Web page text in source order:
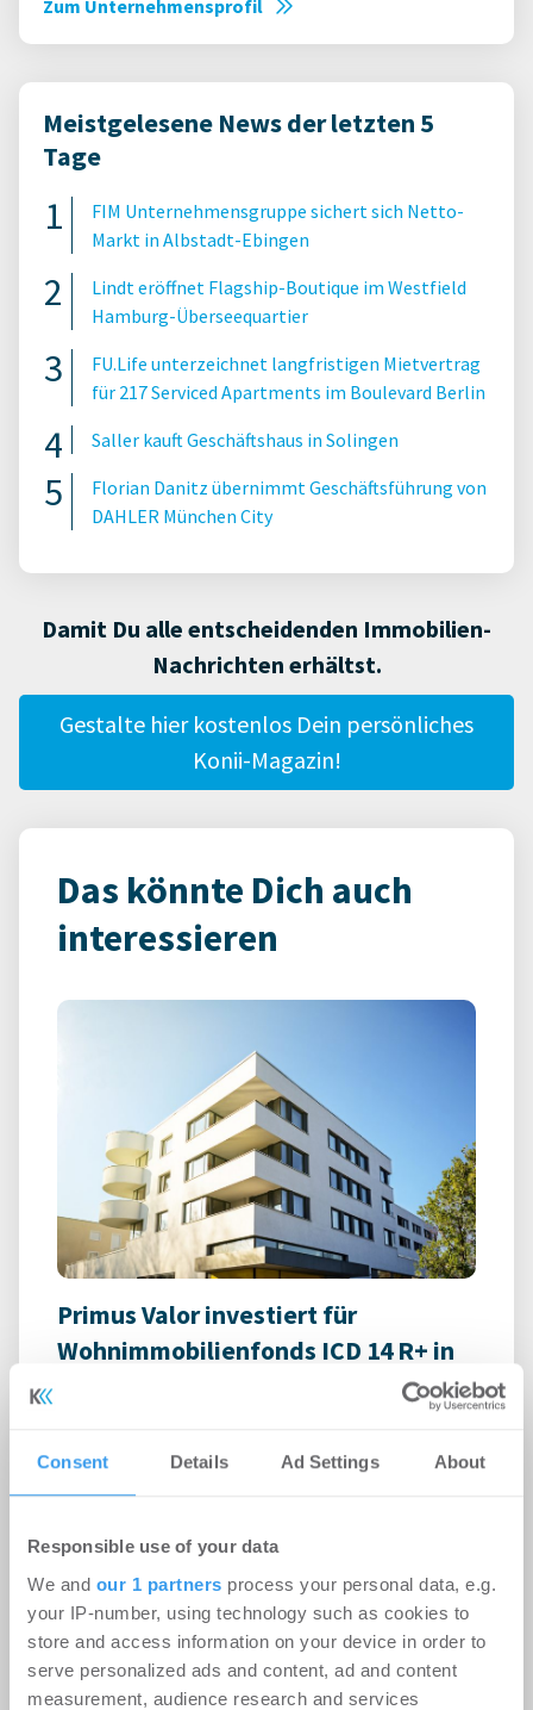
Consent Details Ad Settings About
Responsible use of your data
We and our 1 partners process your personal data, e.g.
your IP-number, using technology such as cookies to
store and access information on your device in order to
serve personalized ads and content, ad and content
measurement, audience research and services
Zum Unternehmensprofil
Meistgelesene News der letzten 5
Tage
FIM Unternehmensgruppe sichert sich Netto-
Markt in Albstadt-Ebingen
Lindt eröffnet Flagship-Boutique im Westfield
Hamburg-Überseequartier
FU.Life unterzeichnet langfristigen Mietvertrag
für 217 Serviced Apartments im Boulevard Berlin
Saller kauft Geschäftshaus in Solingen
Florian Danitz übernimmt Geschäftsführung von
DAHLER München City
Damit Du alle entscheidenden Immobilien-
Nachrichten erhältst.
Gestalte hier kostenlos Dein persönliches
Konii-Magazin!
Das könnte Dich auch
interessieren
Primus Valor investiert für
Wohnimmobilienfonds ICD 14 R+ in
weiteres Portfolio von 344 Einheiten
Wohnen | Deals Kauf 07.08.2026
registriert, erstellen Sie sich jetzt Ihren
kostenlosen Account, um auf die neusten ...